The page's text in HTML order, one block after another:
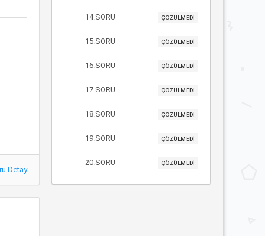
Detay
14.SORU ÇÖZÜLMEDİ
15.SORU ÇÖZÜLMEDİ
16.SORU ÇÖZÜLMEDİ
17.SORU ÇÖZÜLMEDİ
18.SORU ÇÖZÜLMEDİ
19.SORU ÇÖZÜLMEDİ
20.SORU ÇÖZÜLMEDİ